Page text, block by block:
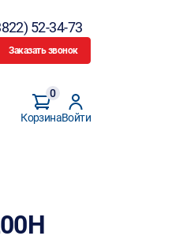
52-34-73
Заказать звонок
Корзина
0
Войти